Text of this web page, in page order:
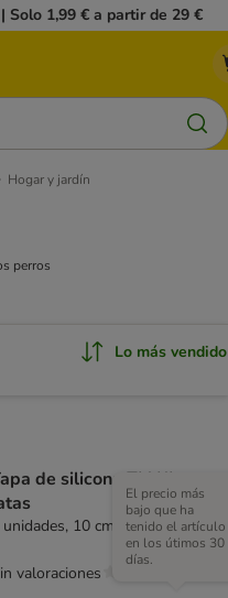
Solo 1,99 € a partir de 29 €
Hogar y jardín
perros
Lo más vendido
de silicona TIAKI para
unidades, 10 cm (Diám)
El precio más
bajo que ha
tenido el artículo
en los útimos 30
días.
valoraciones